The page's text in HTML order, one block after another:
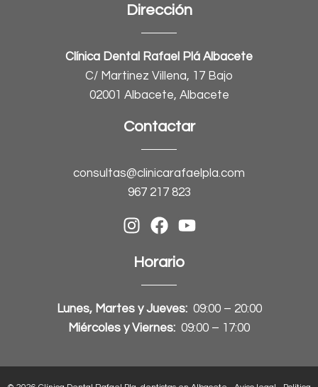
Dirección
Clínica Dental Rafael Plá Albacete
C/ Martinez Villena, 17 Bajo
02001 Albacete, Albacete
Contactar
consultas@clinicarafaelpla.com
967 217 823
Horario
Lunes, Martes y Jueves: 09:00 – 20:00
Miércoles y Viernes: 09:00 – 17:00